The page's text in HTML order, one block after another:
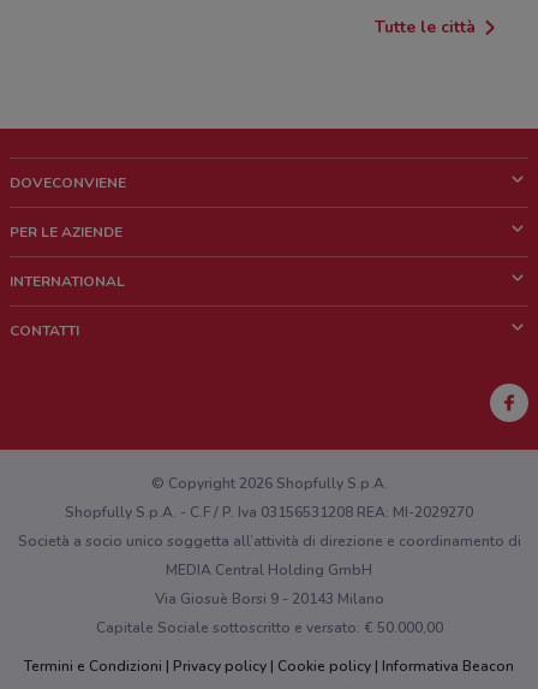
Tutte le città
DOVECONVIENE
Chi siamo
Lavora con noi
PER LE AZIENDE
Richieste commerciali e marketing
INTERNATIONAL
CONTATTI
Hai un malfunzionamento sul web o sull'app?
© Copyright 2026 Shopfully S.p.A.
Shopfully S.p.A. - C.F / P. Iva 03156531208 REA: MI-2029270
Società a socio unico soggetta all’attività di direzione e coordinamento di
MEDIA Central Holding GmbH
Via Giosuè Borsi 9 - 20143 Milano
Capitale Sociale sottoscritto e versato: € 50.000,00
Termini e Condizioni
Privacy policy Cookie policy
Informativa Beacon